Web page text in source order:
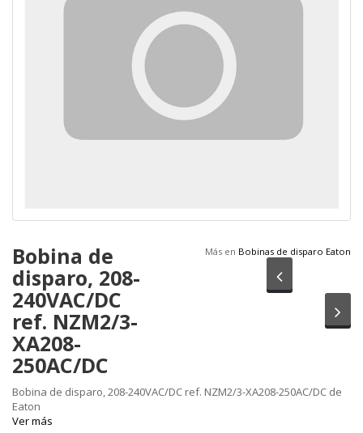
Más en Bobinas de disparo Eaton
Anterior
Bobina de
disparo, 208-
240VAC/DC
ref. NZM2/3-
XA208-
250AC/DC
Bobina de disparo, 208-240VAC/DC ref. NZM2/3-XA208-250AC/DC de
Eaton
Ver más